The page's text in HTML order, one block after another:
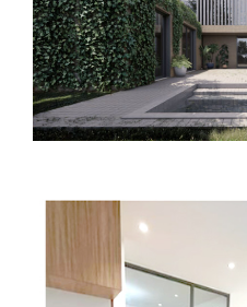
Toulouse (31) –